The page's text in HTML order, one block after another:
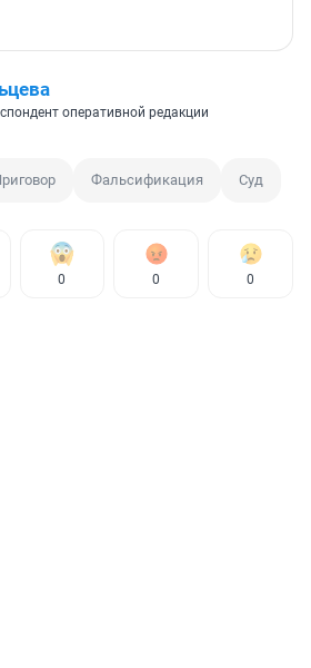
оперативной редакции
Фальсификация Суд
0 0 0